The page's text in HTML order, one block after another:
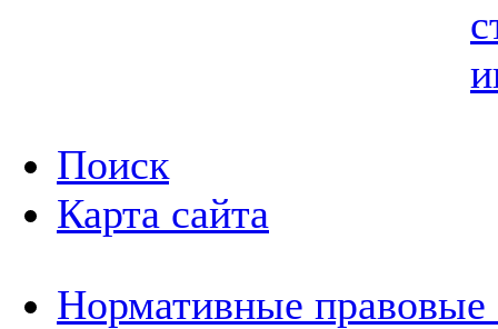
Поиск
Карта сайта
Нормативные правовые